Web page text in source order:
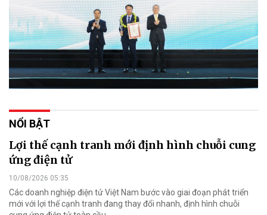
NỔI BẬT
Lợi thế cạnh tranh mới định hình chuỗi cung
ứng điện tử
10/08/2026 05:35
Các doanh nghiệp điện tử Việt Nam bước vào giai đoạn phát triển
mới với lợi thế cạnh tranh đang thay đổi nhanh, định hình chuỗi